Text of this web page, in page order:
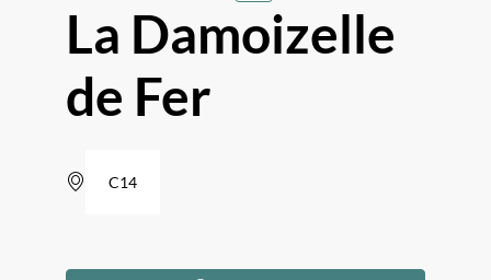
La Damoizelle
de Fer
C14